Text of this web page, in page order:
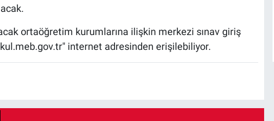
ortaöğretim kurumlarına ilişkin merkezi sınav giriş
internet adresinden erişilebiliyor.